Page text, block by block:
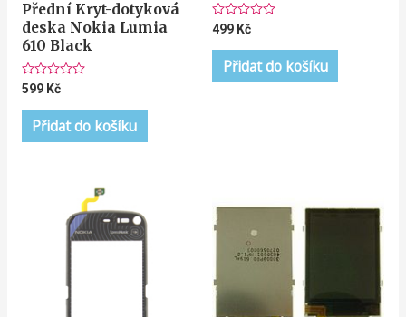
Přední Kryt-dotyková
deska Nokia Lumia
610 Black
Hodnocení
z
599 Kč
Přidat do košíku
Hodnocení
z
499 Kč
Přidat do košíku